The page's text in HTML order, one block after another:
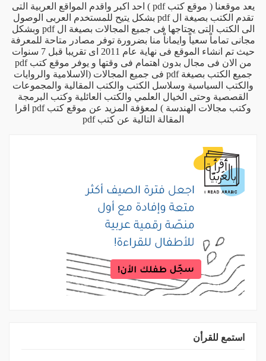
يعد موقعنا ( موقع كتب pdf ) احد اكبر واقدم المواقع العربية التى
تقدم الكتب بصيغة ال pdf بشكل يتيح للمستخدم العربى الوصول
الى الكتب التى يحتاجها فى جميع المجالات بصيغة ال pdf وبشكل
مجانى تماماْ سعياْ وايماناْ منا بضرورة توفر مصادر متاحة للمعرفة
حيث تم انشاء الموقع فى نهاية عام 2011 اى تقريبا قبل 7 سنوات
من الان فى مجال بدون اهتمام فى وقتها و يوفر موقع كتب pdf
جميع الكتب بصيغة pdf فى جميع المجالات (الاسلامية والروايات
والكتب السياسية وسلاسل الكتب والكتب المقالية والمجموعات
القصصية وحتى الخيال العلمي والكتب العائلية وكتب البرمجة
وكتب مجالات الهندسة ) لمعؤفة المزيد عن موقع كتب pdf اقرا
المقالة التالية عن كتب pdf
استمع للقرأن